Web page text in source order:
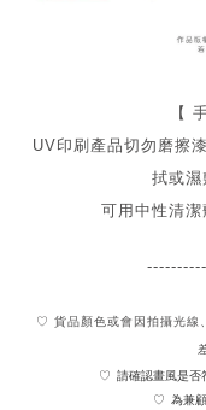
【
UV印刷產品切勿磨擦
拭或濕
可用中性清潔
♡ 貨品顏色或會因拍攝光線
♡ 請確認畫風是否
♡ 為兼